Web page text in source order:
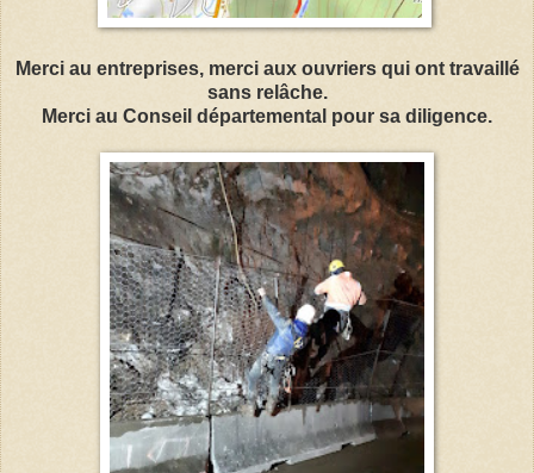
Merci au entreprises, merci aux ouvriers qui ont travaillé
sans relâche.
Merci au Conseil départemental pour sa diligence.